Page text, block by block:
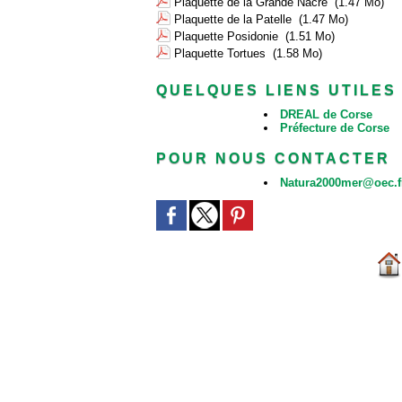
Plaquette de la Patelle (1.47 Mo)
Plaquette Posidonie (1.51 Mo)
Plaquette Tortues (1.58 Mo)
QUELQUES LIENS UTILES
DREAL de Corse
Préfecture de Corse
POUR NOUS CONTACTER